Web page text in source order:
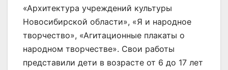
«Архитектура учреждений культуры
Новосибирской области», «Я и народное
творчество», «Агитационные плакаты о
народном творчестве». Свои работы
представили дети в возрасте от 6 до 17 лет